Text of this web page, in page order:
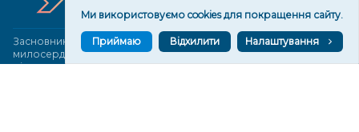
Засновник медіа «Вгору» Благодійна організація «Фонд
милосердя та здоров'я», ознака неприбутковості - 0036 згідно з
рішенням № 17210346001335 від 06.12.2016 року. Код ЄДРПОУ:
Ми використовуємо cookies для покращення сайту.
Приймаю Відхилити Налаштування